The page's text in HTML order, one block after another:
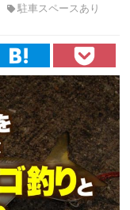
駐車スペースあり